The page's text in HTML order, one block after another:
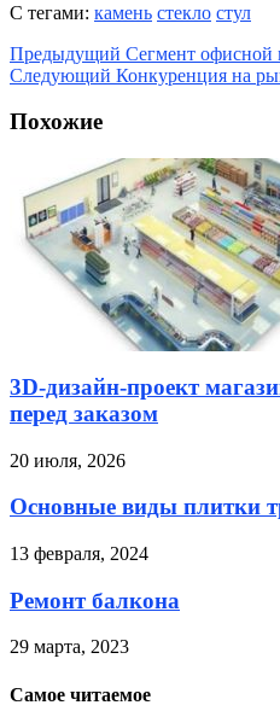
С тегами: камень стекло стул
Предыдущий Сегмент офисной
Следующий Конкуренция на
Похожие
3D-дизайн-проект
перед заказом
20 июля, 2026
Основные виды плитки
13 февраля, 2024
Ремонт балкона
29 марта, 2023
Самое читаемое